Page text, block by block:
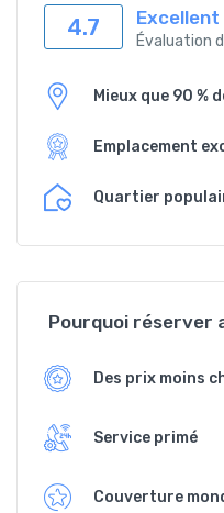
4.7 Excellent
Évaluation
Mieux que 90 %
Emplacement
Quartier
Pourquoi réserver
Des prix moins
Service primé
Couverture